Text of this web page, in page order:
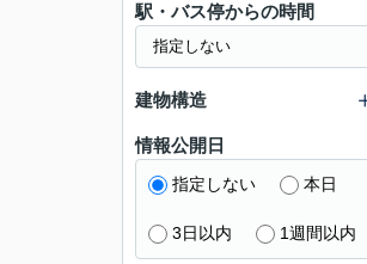
駅・バス停からの時間
建物構造
情報公開日
指定しない 本日
3日以内 1週間以内